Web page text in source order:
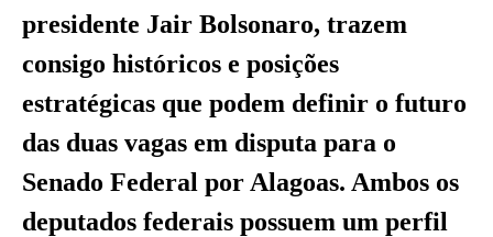
presidente Jair Bolsonaro, trazem
consigo históricos e posições
estratégicas que podem definir o futuro
das duas vagas em disputa para o
Senado Federal por Alagoas. Ambos os
deputados federais possuem um perfil